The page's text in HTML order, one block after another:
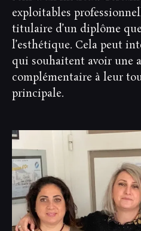
exploitables
titulaire d’un diplôme
l’esthétique. Cela peut
qui souhaitent avoir une
complémentaire à leur
principale.